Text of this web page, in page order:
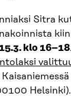
Sitra
15.3. klo 16–18
Helsinki).